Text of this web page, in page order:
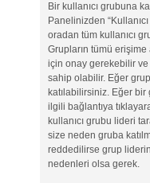
Bir kullanıcı grubuna
Panelinizden “Kullanıcı
oradan tüm kullanıcı
Grupların tümü erişime
için onay gerekebilir ve
sahip olabilir. Eğer
katılabilirsiniz. Eğer
ilgili bağlantıya
kullanıcı grubu lideri
size neden gruba
reddedilirse grup
nedenleri olsa gerek.